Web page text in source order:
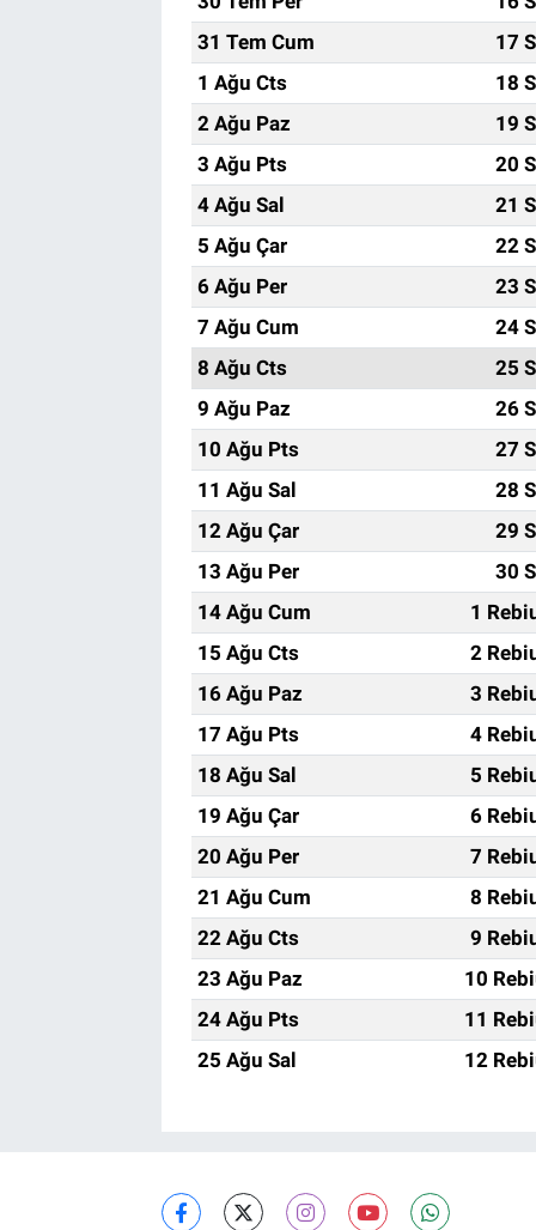
31 Tem Cum
17
1 Ağu Cts
18
2 Ağu Paz
19
3 Ağu Pts
20
4 Ağu Sal
21
5 Ağu Çar
22
6 Ağu Per
23
7 Ağu Cum
24
8 Ağu Cts
25
9 Ağu Paz
26
10 Ağu Pts
27
11 Ağu Sal
28
12 Ağu Çar
29
13 Ağu Per
30
14 Ağu Cum
1
15 Ağu Cts
2
16 Ağu Paz
3
17 Ağu Pts
4
18 Ağu Sal
5
19 Ağu Çar
6
20 Ağu Per
7
21 Ağu Cum
8
22 Ağu Cts
9
23 Ağu Paz
10
24 Ağu Pts
11
25 Ağu Sal
12